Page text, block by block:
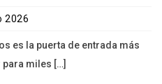
2026
es la puerta de entrada más
miles […]